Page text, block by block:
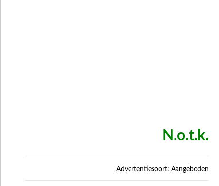
N.o.t.k.
Advertentiesoort: Aangeboden